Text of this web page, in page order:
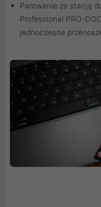
Parowanie ze stacją
Professional PRO-
jednoczesne